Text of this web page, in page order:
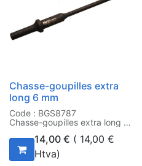
Chasse-goupilles extra
long 6 mm
Code : BGS8787
Chasse-goupilles extra long 6
14,00 € ( 14,00 €
Htva)